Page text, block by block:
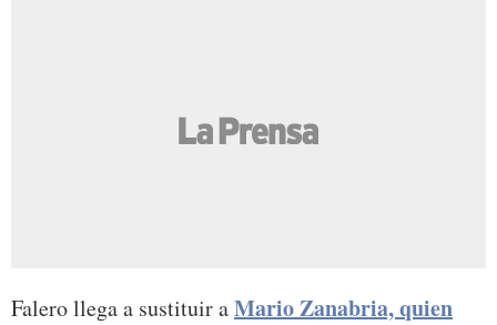
Falero llega a sustituir aMario Zanabria, quien